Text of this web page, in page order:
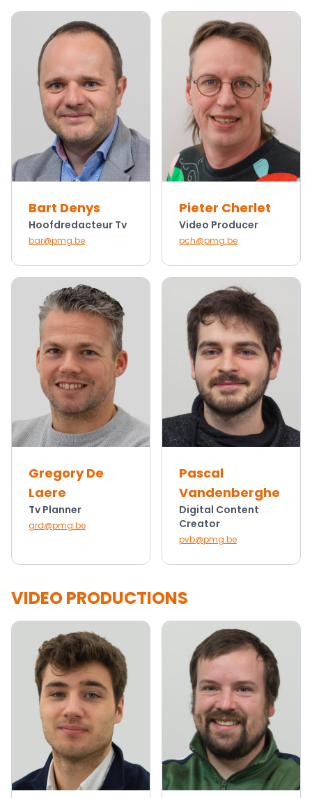
Bart Denys
Hoofdredacteur Tv
bar@pmg.be
Pieter Cherlet
Video Producer
pch@pmg.be
Gregory De
Laere
Tv Planner
grd@pmg.be
Pascal
Vandenberghe
Digital Content
Creator
pvb@pmg.be
VIDEO PRODUCTIONS